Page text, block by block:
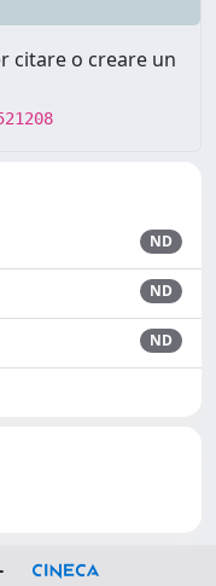
citare o creare un
ND
ND
ND